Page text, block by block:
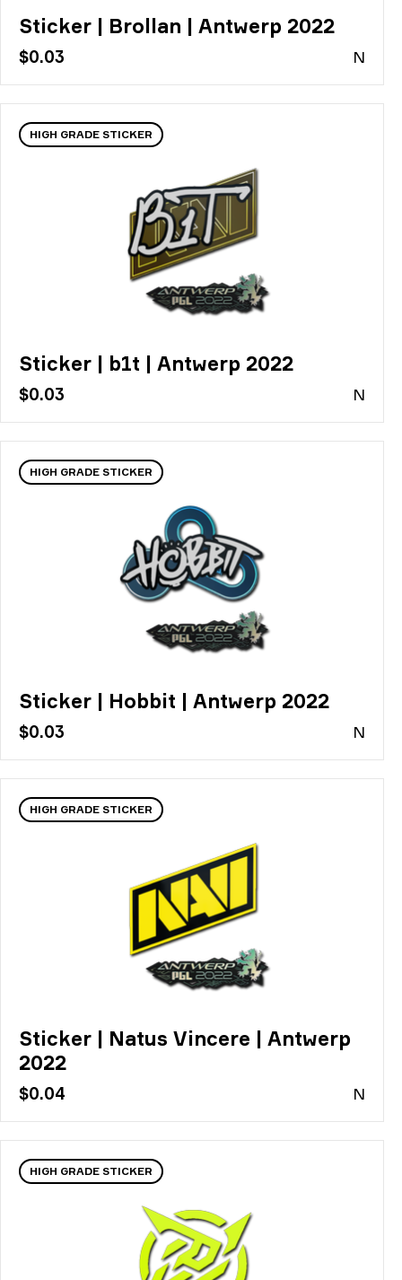
Sticker | Brollan | Antwerp 2022
$0.03 N
HIGH GRADE STICKER
Sticker | b1t | Antwerp 2022
$0.03 N
HIGH GRADE STICKER
Sticker | Hobbit | Antwerp 2022
$0.03 N
HIGH GRADE STICKER
Sticker | Natus Vincere | Antwerp
2022
$0.04 N
HIGH GRADE STICKER